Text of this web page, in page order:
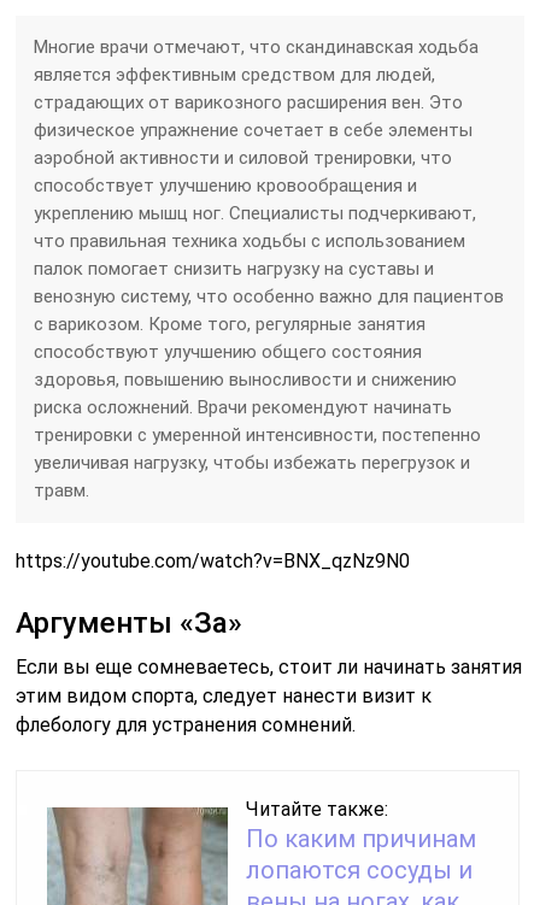
Многие врачи отмечают, что скандинавская ходьба
является эффективным средством для людей,
страдающих от варикозного расширения вен. Это
физическое упражнение сочетает в себе элементы
аэробной активности и силовой тренировки, что
способствует улучшению кровообращения и
укреплению мышц ног. Специалисты подчеркивают,
что правильная техника ходьбы с использованием
палок помогает снизить нагрузку на суставы и
венозную систему, что особенно важно для пациентов
с варикозом. Кроме того, регулярные занятия
способствуют улучшению общего состояния
здоровья, повышению выносливости и снижению
риска осложнений. Врачи рекомендуют начинать
тренировки с умеренной интенсивности, постепенно
увеличивая нагрузку, чтобы избежать перегрузок и
травм.
https://youtube.com/watch?v=BNX_qzNz9N0
Аргументы «За»
Если вы еще сомневаетесь, стоит ли начинать занятия
этим видом спорта, следует нанести визит к
флебологу для устранения сомнений.
Читайте также:
По каким причинам
лопаются сосуды и